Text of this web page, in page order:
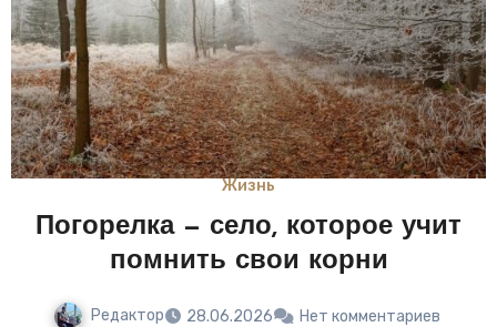
Жизнь
Погорелка — село, которое учит
помнить свои корни
Редактор 28.06.2026 Нет комментариев